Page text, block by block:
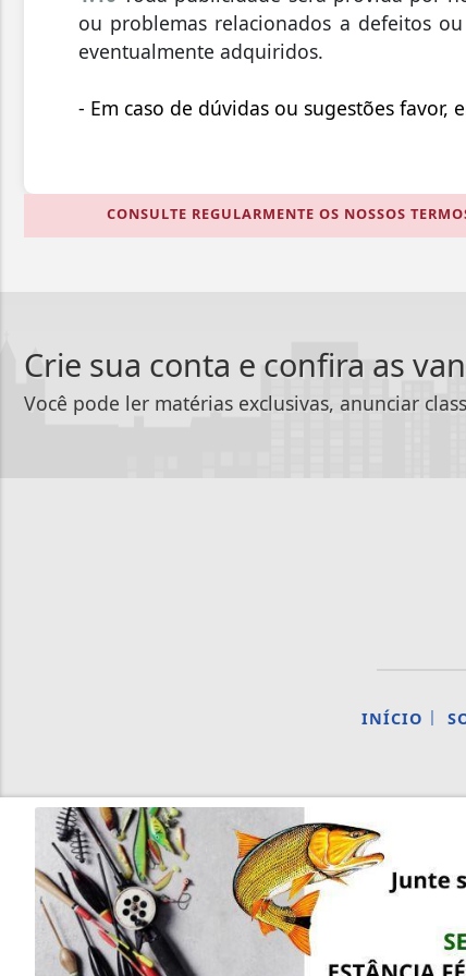
ou problemas relacionados a defeitos
eventualmente adquiridos.
- Em caso de dúvidas ou sugestões favor,
CONSULTE REGULARMENTE OS NOSSOS
Crie sua conta e confira as
Você pode ler matérias exclusivas, anunciar
INÍCIO |
Termos de Uso e Privacidade
Esse site utiliza cookies para melhorar
concorda com nossos Termos de Uso e